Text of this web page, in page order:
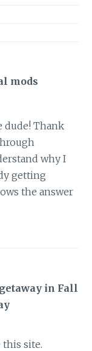
mods
dude! Thank
why I
getting
the answer
in Fall
this site.